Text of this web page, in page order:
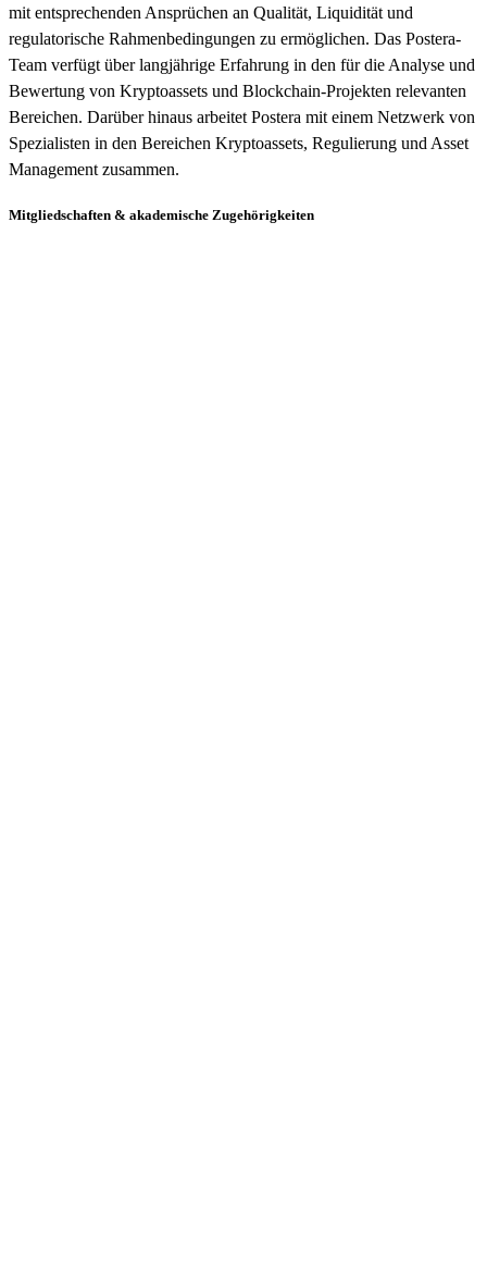
mit entsprechenden Ansprüchen an Qualität, Liquidität und
regulatorische Rahmenbedingungen zu ermöglichen. Das Postera-
Team verfügt über langjährige Erfahrung in den für die Analyse und
Bewertung von Kryptoassets und Blockchain-Projekten relevanten
Bereichen. Darüber hinaus arbeitet Postera mit einem Netzwerk von
Spezialisten in den Bereichen Kryptoassets, Regulierung und Asset
Management zusammen.
Mitgliedschaften & akademische Zugehörigkeiten